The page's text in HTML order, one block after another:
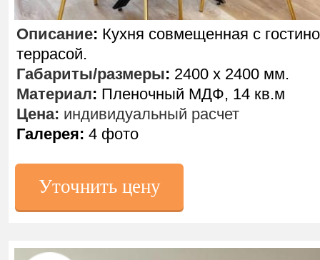
Описание: Кухня совмещенная с
террасой.
Габариты/размеры: 2400 х 2400 мм.
Материал: Пленочный МДФ, 14 кв.м
Цена: индивидуальный расчет
Галерея: 4 фото
Уточнить цену